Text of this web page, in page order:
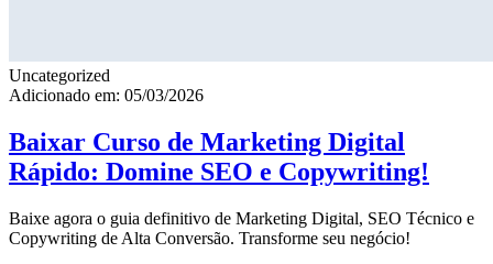
Uncategorized
Adicionado em: 05/03/2026
Baixar Curso de Marketing Digital
Rápido: Domine SEO e Copywriting!
Baixe agora o guia definitivo de Marketing Digital, SEO Técnico e
Copywriting de Alta Conversão. Transforme seu negócio!